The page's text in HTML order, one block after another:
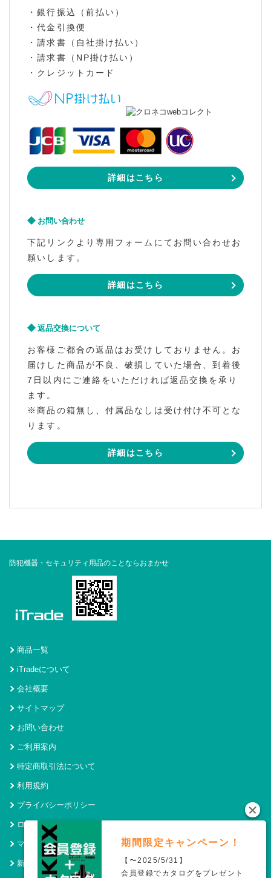
・銀行振込（前払い）
・代金引換便
・請求書（自社掛け払い）
・請求書（NP掛け払い）
・クレジットカード
詳細はこちら
お問い合わせ
下記リンクより専用フォームにてお問い合わせお
願いします。
詳細はこちら
返品交換について
お客様ご都合の返品はお受けしておりません。お
届けした商品が不良、破損していた場合、到着後
7日以内にご連絡をいただければ返品交換を承り
ます。
※商品の箱無し、付属品なしは受け付け不可とな
ります。
詳細はこちら
防犯機器・セキュリティ用品のことならおまかせ
商品一覧
iTradeについて
会社概要
サイトマップ
お問い合わせ
ご利用案内
特定商取引法について
利用規約
プライバシーポリシー
ログイン
マイページ
新規会員登録
期間限定キャンペーン！
【〜2025/5/31】
会員登録でカタログをプレゼント